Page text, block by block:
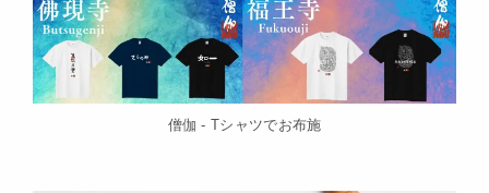
僧伽 - Tシャツでお布施